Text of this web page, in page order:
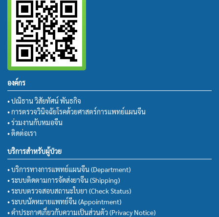
องค์กร
• ปณิธาน วิสัยทัศน์ พันธกิจ
• การตรวจวินิจฉัยโรคด้วยศาสตร์การแพทย์แผนจีน
• ร่วมงานกับหมอจีน
• ติดต่อเรา
บริการสำหรับผู้ป่วย
• บริการทางการแพทย์แผนจีน (Department)
• ระบบติดตามการจัดส่งยาจีน (Shipping)
• ระบบตรวจสอบสถานะใบยา (Check Status)
• ระบบนัดหมายแพทย์จีน (Appointment)
• คำประกาศเกี่ยวกับความเป็นส่วนตัว (Privacy Notice)